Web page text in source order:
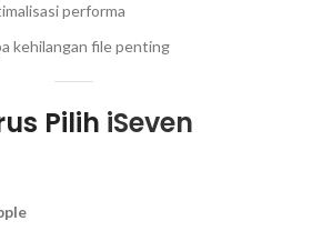
performa
kehilangan file penting
Pilih iSeven